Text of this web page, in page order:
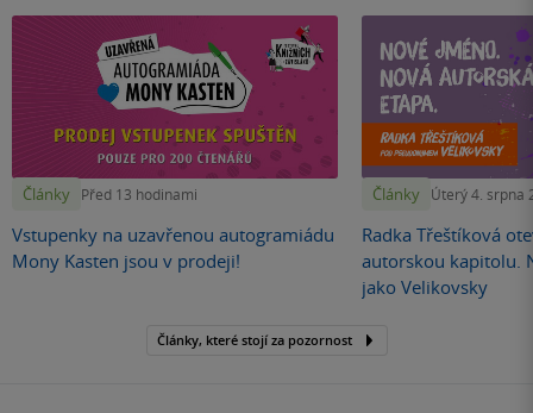
Články Před 13 hodinami
Vstupenky na uzavřenou autogramiádu
Mony Kasten jsou v prodeji!
Články Úterý 4. srpna
Radka Třeštíková
autorskou kapitolu.
jako Velikovsky
Články, které stojí za pozornost